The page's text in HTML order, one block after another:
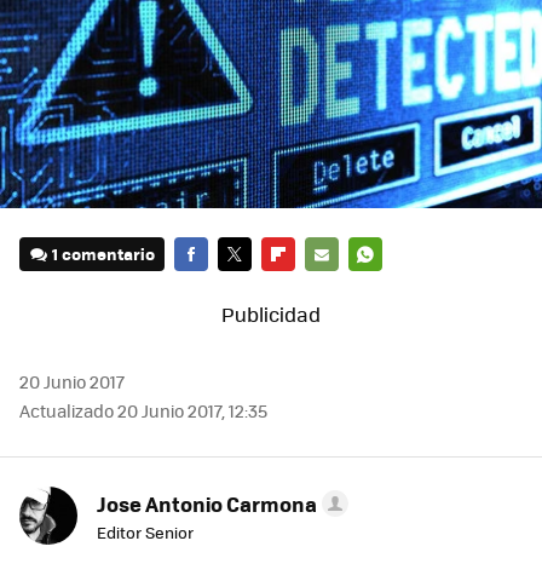
1 comentario
MAIL
20 Junio 2017
Actualizado 20 Junio 2017, 12:35
Jose Antonio Carmona
Editor Senior